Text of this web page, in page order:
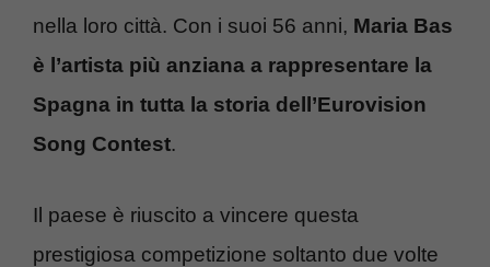
nella loro città. Con i suoi 56 anni, Maria Bas
è l’artista più anziana a rappresentare la
Spagna in tutta la storia dell’Eurovision
Song Contest.
Il paese è riuscito a vincere questa
prestigiosa competizione soltanto due volte